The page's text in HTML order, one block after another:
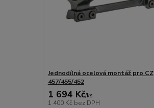
Jednodílná ocelová montáž pro CZ
457/455/452
1 694 Kč/ks
1 400 Kč bez DPH